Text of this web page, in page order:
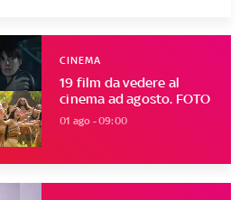
19 film da vedere al
cinema ad agosto. FOTO
CINEMA
01 ago - 09:00